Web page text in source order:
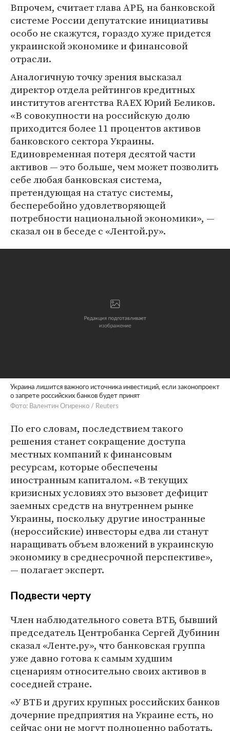
Впрочем, считает глава АРБ, на банковской
системе России депутатские инициативы
особо не скажутся, гораздо хуже придется
украинской экономике и финансовой
отрасли.
Аналогичную точку зрения высказал
директор отдела рейтингов кредитных
институтов агентства RAEX Юрий Беликов.
«В совокупности на российскую долю
приходится более 11 процентов активов
банковского сектора Украины.
Единовременная потеря десятой части
активов — это больше, чем может позволить
себе любая банковская система,
претендующая на статус системы,
бесперебойно удовлетворяющей
потребности национальной экономики», —
сказал он в беседе с «Лентой.ру».
Украина лишится важного источника инвестиций, если законопроект
о запрете российских банков будет принят
Фото: Валентин Огиренко / Reuters
По его словам, последствием такого
решения станет сокращение доступа
местных компаний к финансовым
ресурсам, которые обеспечены
иностранным капиталом. «В текущих
кризисных условиях это вызовет дефицит
заемных средств на внутреннем рынке
Украины, поскольку другие иностранные
(нероссийские) инвесторы едва ли станут
наращивать объем вложений в украинскую
экономику в среднесрочной перспективе»,
— полагает эксперт.
Подвести черту
Член наблюдательного совета ВТБ, бывший
председатель Центробанка Сергей Дубинин
сказал «Ленте.ру», что банковская группа
уже давно готова к самым худшим
сценариям относительно своих активов в
соседней стране.
«У ВТБ и других крупных российских банков
дочерние предприятия на Украине есть, но
сейчас они не могут полноценно работать.